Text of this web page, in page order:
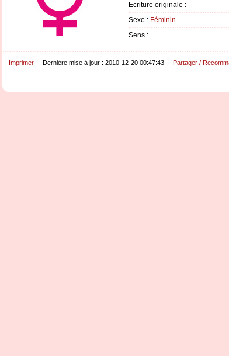
Ecriture originale :
Sexe : Féminin
Sens :
Imprimer Dernière mise à jour : 2010-12-20 00:47:43 Partager /